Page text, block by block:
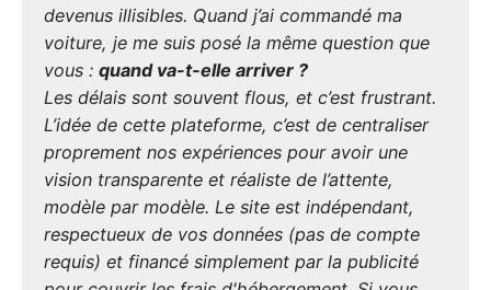
devenus illisibles. Quand j’ai commandé ma
voiture, je me suis posé la même question que
vous : quand va-t-elle arriver ?
Les délais sont souvent flous, et c’est frustrant.
L’idée de cette plateforme, c’est de centraliser
proprement nos expériences pour avoir une
vision transparente et réaliste de l’attente,
modèle par modèle. Le site est indépendant,
respectueux de vos données (pas de compte
requis) et financé simplement par la publicité